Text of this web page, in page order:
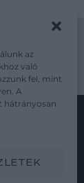
az
való
fel, mint
A
hátrányosan